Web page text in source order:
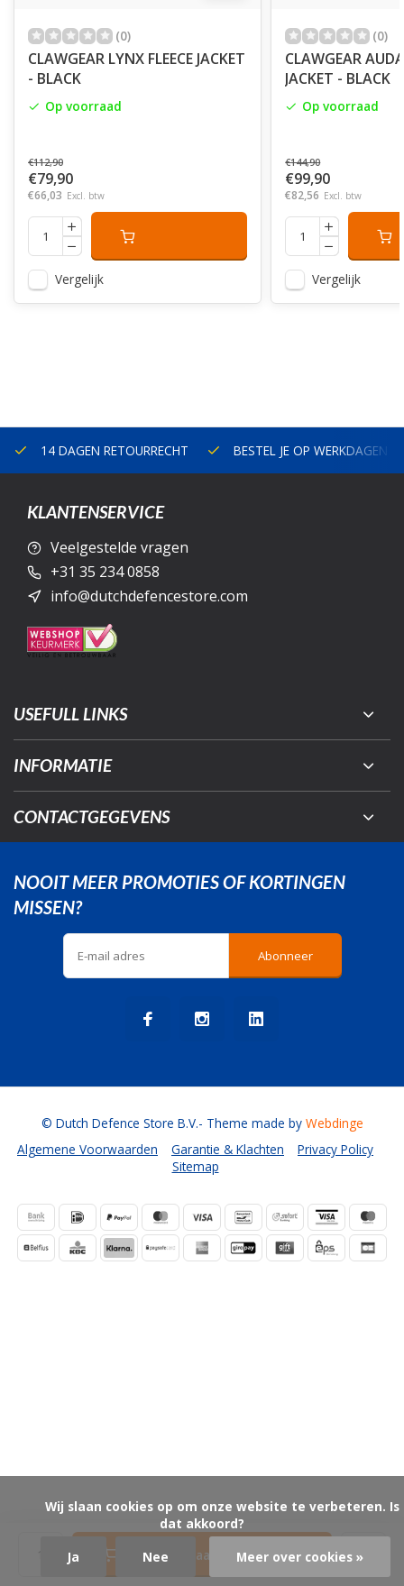
Toevoegen aan winkelwagen
(0)
CLAWGEAR LYNX FLEECE JACKET
- BLACK
Op voorraad
€112,90
€79,90
€66,03 Excl. btw
Vergelijk
(0)
CLAWGEAR
JACKET - BLACK
Op voorraad
€144,90
€99,90
€82,56 Excl. btw
Vergelijk
14 DAGEN RETOURRECHT BESTEL JE OP WERKDAGEN
KLANTENSERVICE
Veelgestelde vragen
+31 35 234 0858
info@dutchdefencestore.com
USEFULL LINKS
INFORMATIE
CONTACTGEGEVENS
NOOIT MEER PROMOTIES OF KORTINGEN
MISSEN?
Abonneer
Algemene Voorwaarden Garantie & Klachten
Privacy Policy
Sitemap
© Dutch Defence Store B.V.- Theme made by Webdinge
dat akkoord?
Ja
Nee Meer over cookies »